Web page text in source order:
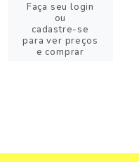
Faça seu login
ou
cadastre-se
para ver preços
e comprar